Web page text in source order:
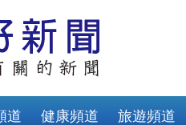
道 健康頻道 旅遊頻道